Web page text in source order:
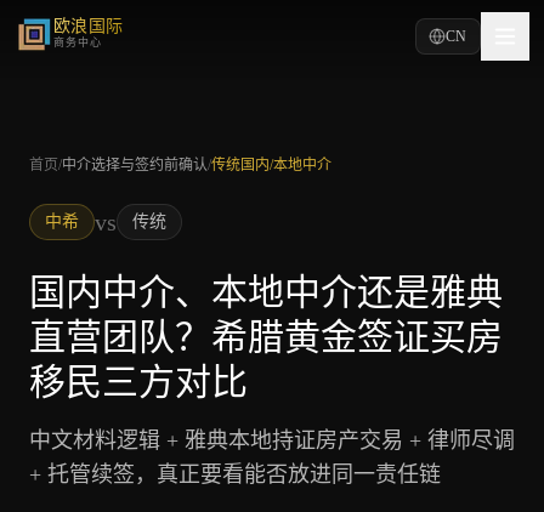
欧浪国际
商务中心 CN
首页/中介选择与签约前确认/传统国内/本地中介
中希 vs 传统
国内中介、本地中介还是雅典
直营团队？希腊黄金签证买房
移民三方对比
中文材料逻辑 + 雅典本地持证房产交易 + 律师尽调
+ 托管续签，真正要看能否放进同一责任链